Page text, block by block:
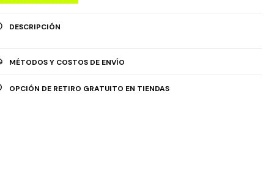
DESCRIPCIÓN
MÉTODOS Y COSTOS DE ENVÍO
OPCIÓN DE RETIRO GRATUITO EN TIENDAS